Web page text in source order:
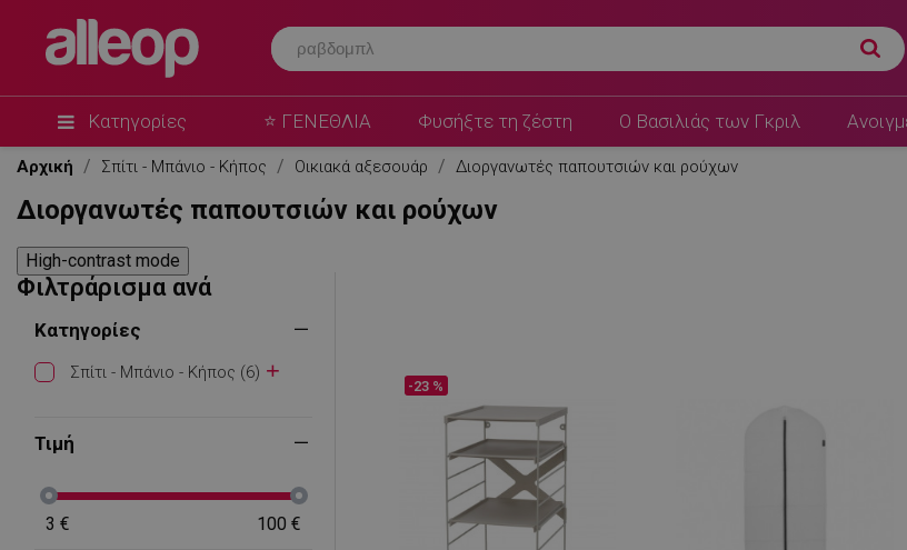
Κατηγορίες ⭐ ΓΕΝΕΘΛΙΑ Φυσήξτε τη ζέστη Ο Βασιλιάς των Γκριλ
Αρχική Σπίτι - Μπάνιο - Κήπος Οικιακά αξεσουάρ Διοργανωτές παπουτσιών και ρούχων
Διοργανωτές παπουτσιών και ρούχων
High-contrast mode
Φιλτράρισμα ανά
Κατηγορίες
Σπίτι - Μπάνιο - Κήπος (6)
Τιμή
3 € 100 €
-23 %